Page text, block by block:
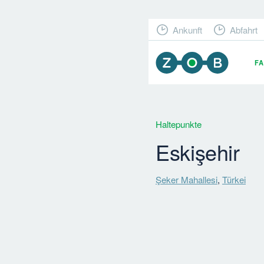
Ankunft Abfahrt
Haltepunkte
Eskişehir
Şeker Mahallesi, Türkei